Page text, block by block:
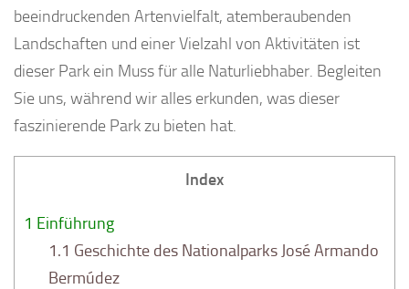
beeindruckenden Artenvielfalt, atemberaubenden
Landschaften und einer Vielzahl von Aktivitäten ist
dieser Park ein Muss für alle Naturliebhaber. Begleiten
Sie uns, während wir alles erkunden, was dieser
faszinierende Park zu bieten hat.
Index
1 Einführung
1.1 Geschichte des Nationalparks José Armando
Bermúdez